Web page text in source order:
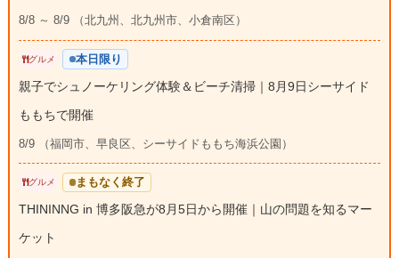
8/8 ～ 8/9 （北九州、北九州市、小倉南区）
グルメ 本日限り
親子でシュノーケリング体験＆ビーチ清掃｜8月9日シーサイド
ももちで開催
8/9 （福岡市、早良区、シーサイドももち海浜公園）
グルメ まもなく終了
THININNG in 博多阪急が8月5日から開催｜山の問題を知るマー
ケット